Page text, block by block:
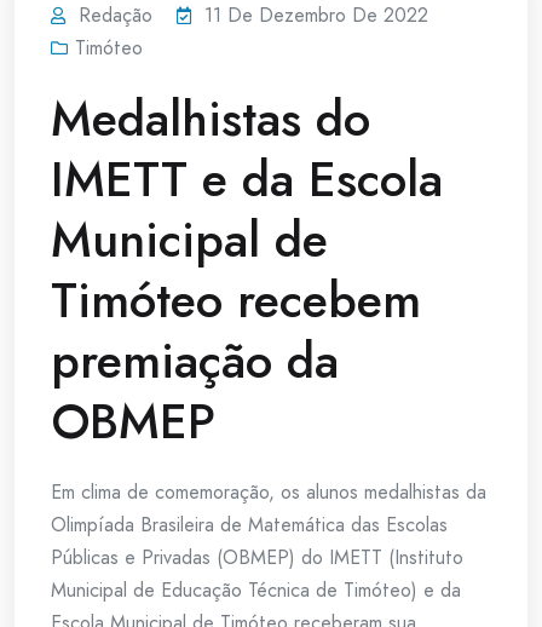
Redação
11 De Dezembro De 2022
Timóteo
Medalhistas do
IMETT e da Escola
Municipal de
Timóteo recebem
premiação da
OBMEP
Em clima de comemoração, os alunos medalhistas da
Olimpíada Brasileira de Matemática das Escolas
Públicas e Privadas (OBMEP) do IMETT (Instituto
Municipal de Educação Técnica de Timóteo) e da